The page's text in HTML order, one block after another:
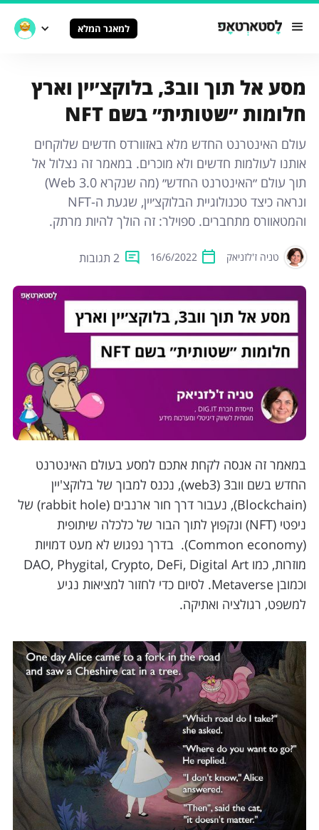
למאגר המלא
מסע אל תוך ווב3, בלוקצ׳יין וארץ
חלומות ״שטותית״ בשם NFT
עולם האינטרנט החדש מלא באזוורדס חדשים שלוקחים
אותנו לעולמות חדשים ולא מוכרים. במאמר זה נצלול אל
תוך עולם ״האינטרנט החדש״ (מה שנקרא Web 3.0)
ונראה כיצד טכנולוגיית הבלוקצ׳יין, שגעת ה-NFT
והמטאוורס מתחברים. ספוילר: זה הולך להיות מרתק.
טניה ז'לזניאק 16/6/2022 2 תגובות
במאמר זה אנסה לקחת אתכם למסע בעולם האינטרנט
החדש בשם ווב3 (web3), נכנס למבוך של בלוקצ'יין
(Blockchain), נעבור דרך חור ארנבים (rabbit hole) של
ניפטי (NFT) ונקפוץ לתוך הבור של כלכלה שיתופית
(Common economy). בדרך נפגוש לא מעט דמויות
מוזרות, כמו DAO, Phygital, Crypto, DeFi, Digital Art
וכמובן Metaverse. לסיום כדי לחזור למציאות נגיע
למשפט, רגולציה ואתיקה.